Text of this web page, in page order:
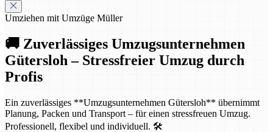
Umziehen mit Umzüge Müller
🚚 Zuverlässiges Umzugsunternehmen
Gütersloh – Stressfreier Umzug durch
Profis
Ein zuverlässiges **Umzugsunternehmen Gütersloh** übernimmt
Planung, Packen und Transport – für einen stressfreuen Umzug.
Professionell, flexibel und individuell. 🛠️